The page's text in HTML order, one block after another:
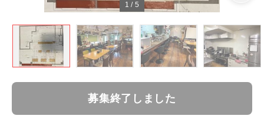
1 / 5
募集終了しました